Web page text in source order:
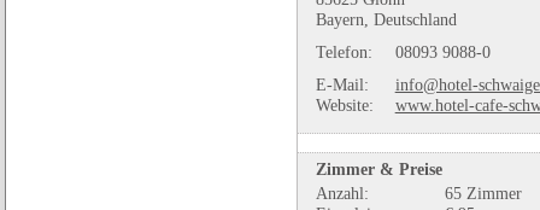
Bayern, Deutschland
Telefon:
08093 9088-0
E-Mail:
info@hotel-
Website:
www.hotel-cafe-
Zimmer & Preise
Anzahl:
65 Zimmer